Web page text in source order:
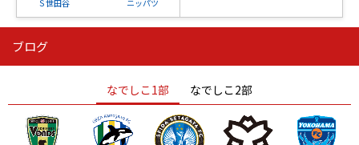
Ｓ世田谷 ニッパツ
ニッパツ
ニッパツ 名古屋
石人の星
静岡 愛媛Ｌ
ブログ
なでしこ1部 なでしこ2部